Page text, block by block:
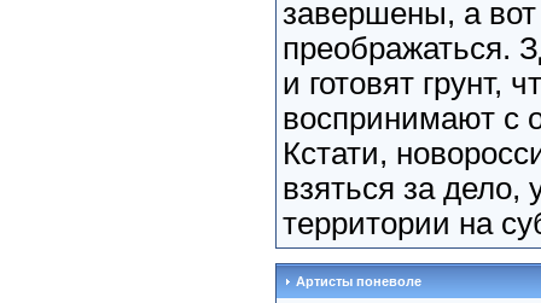
завершены, а
преображаться.
и готовят грунт,
воспринимают с
Кстати,
взяться за
территории на
Артисты поневоле